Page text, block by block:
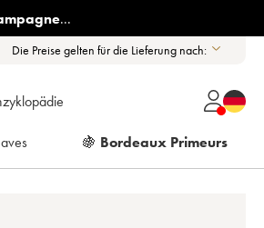
...
Die Preise gelten für die Lieferung nach:
🍇 Bordeaux Primeurs